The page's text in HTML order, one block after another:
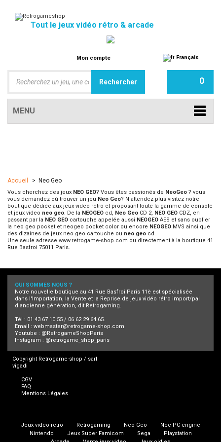
Tout le jeux vidéo rétro & arcade
Mon compte Français
0
MENU
Accueil > Neo Geo
Vous cherchez des jeux NEO GEO? Vous êtes passionés de NeoGeo ? vous
vous demandez où trouver un jeu Neo Geo? N'attendez plus visitez notre
boutique dédiée aux jeux video retro et proposant toute la gamme de console
et jeux video neo geo. De la NEOGEO cd, Neo Geo CD 2, NEO GEO CDZ, en
passant par la NEO GEO cartouche appelée aussi NEOGEO AES et sans oublier
la neo geo pocket et neogeo pocket color ou encore NEOGEO MVS ainsi que
des dizaines de jeux neo geo cartouche ou neo geo cd.
Une seule adresse www.retrogame-shop.com ou directement à la boutique 41
Rue Basfroi 75011 Paris.
QUI SOMMES NOUS ?
Notre nouvelle boutique au 41 Rue Basfroi Paris 11è est spécialisée
dans l'Importation, la Vente et la Reprise de jeux vidéo rétro import/pal
d'ancienne génération, dit Retrogaming.
Tél : 01 43 67 10 55 / 06 62 29 64 65.
Email : webmaster@retrogame-shop.com
Youtube : @RetrogameShopParis
Instagram : @retrogame_shop_paris
Copyright Retrogame-shop / sarl
vigadi
CGV
FAQ
Mentions Légales
Jeux video retro Retrogaming Neo Geo
Nec PC engine
Nintendo
Jeux Super Famicom Sega
Playstation